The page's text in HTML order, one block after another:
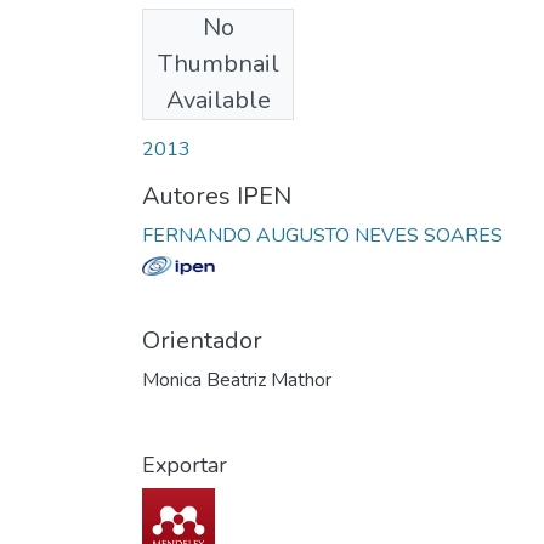
No
Thumbnail
Available
Download
Date
2013
Autores IPEN
FERNANDO AUGUSTO NEVES SOARES
Orientador
Monica Beatriz Mathor
Exportar